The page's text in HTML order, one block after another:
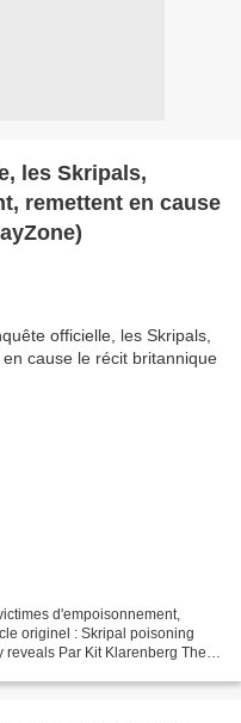
les Skripals,
remettent en cause
d'empoisonnement,
originel : Skripal poisoning
Par Kit Klarenberg The